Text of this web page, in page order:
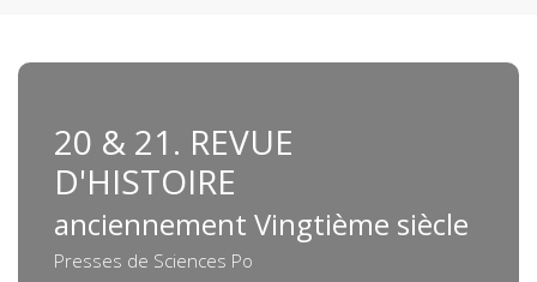
20 & 21. REVUE
D'HISTOIRE
anciennement Vingtième siècle
Presses de Sciences Po